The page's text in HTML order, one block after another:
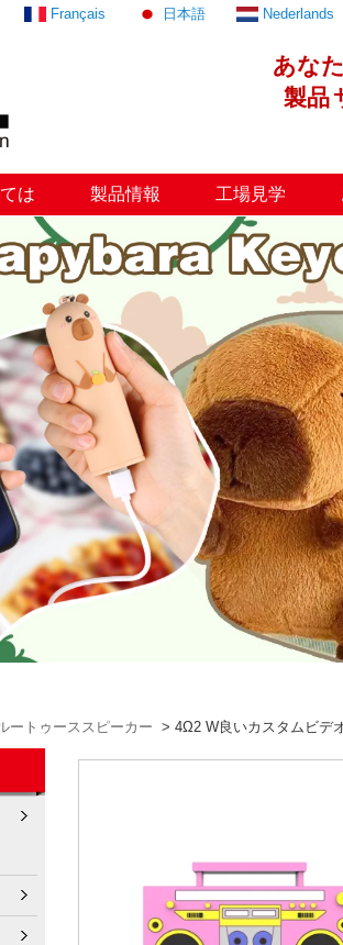
あなた
製品
Français 日本語 Nederlands
は 製品情報 工場見学
ートゥーススピーカー > 4Ω2 W良いカスタムビデ